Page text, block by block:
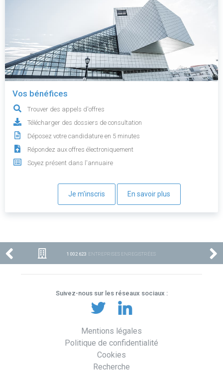
Vos bénéfices
Trouver des appels d'offres
Télécharger des dossiers de consultation
Déposez votre candidature en 5 minutes
Répondez aux offres électroniquement
Soyez présent dans l'annuaire
Je m'inscris En savoir plus
1 002 623 ENTREPRISES ENREGISTRÉES
Suivez-nous sur les réseaux sociaux :
Mentions légales
Politique de confidentialité
Cookies
Recherche